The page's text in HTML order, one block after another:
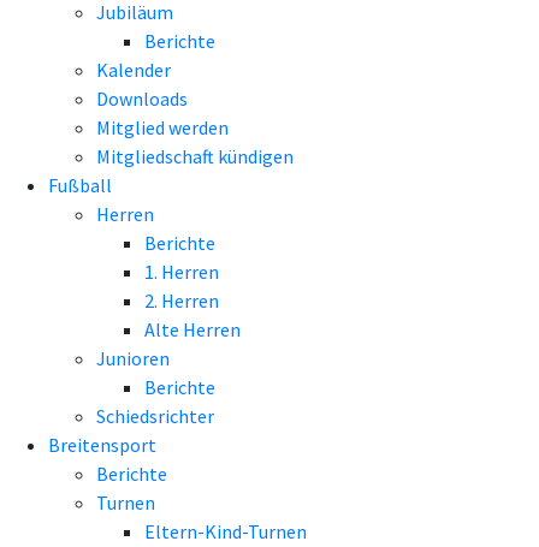
Jubiläum
Berichte
Kalender
Downloads
Mitglied werden
Mitgliedschaft kündigen
Fußball
Herren
Berichte
1. Herren
2. Herren
Alte Herren
Junioren
Berichte
Schiedsrichter
Breitensport
Berichte
Turnen
Eltern-Kind-Turnen